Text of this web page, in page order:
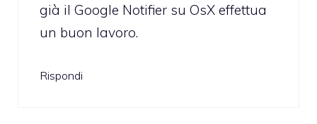
già il Google Notifier su OsX effettua
un buon lavoro.
Rispondi